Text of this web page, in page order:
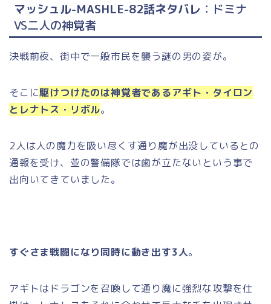
マッシュル-MASHLE-82話ネタバレ ：ドミナ
VS二人の神覚者
決戦前夜、街中で一般市民を襲う謎の男の姿が。
そこに駆けつけたのは神覚者であるアギト・タイロン
とレナトス・リボル。
2人は人の魔力を吸い尽くす通り魔が出没しているとの
通報を受け、並の警備隊では歯が立たないという事で
出向いてきていました。
すぐさま戦闘になり同時に動き出す3人。
アギトはドラゴンを召喚して通り魔に強烈な攻撃を仕